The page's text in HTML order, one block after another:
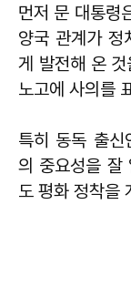
먼저 문 대통령
양국 관계가 정
게 발전해 온 것
노고에 사의를
특히 동독 출신
의 중요성을 잘
도 평화 정착을